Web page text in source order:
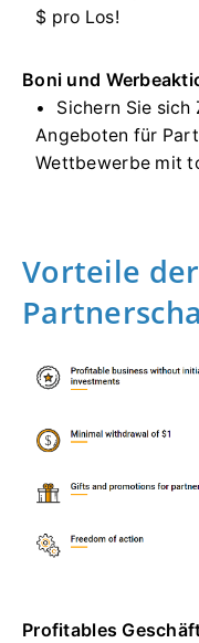
$ pro Los!
Boni und
Sichern Sie
Angeboten für
Wettbewerbe mit
Vorteile der
Profitables